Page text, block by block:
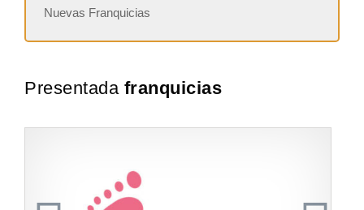
Nuevas Franquicias
Presentada franquicias